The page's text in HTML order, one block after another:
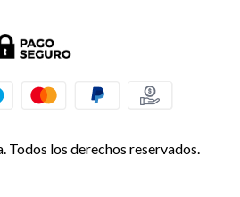
Todos los derechos reservados.